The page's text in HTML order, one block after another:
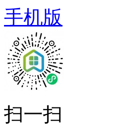
手机版
扫一扫